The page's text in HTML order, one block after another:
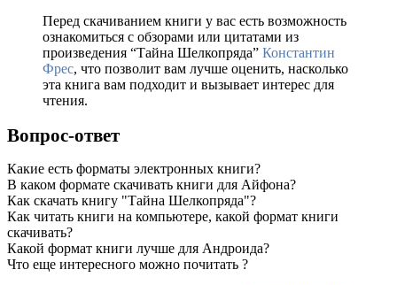
Перед скачиванием книги у вас есть возможность
ознакомиться с обзорами или цитатами из
произведения “Тайна Шелкопряда” Константин
Фрес, что позволит вам лучше оценить, насколько
эта книга вам подходит и вызывает интерес для
чтения.
Вопрос-ответ
Какие есть форматы электронных книги?
В каком формате скачивать книги для Айфона?
Как скачать книгу "Тайна Шелкопряда"?
Как читать книги на компьютере, какой формат книги
скачивать?
Какой формат книги лучше для Андроида?
Что еще интересного можно почитать ?